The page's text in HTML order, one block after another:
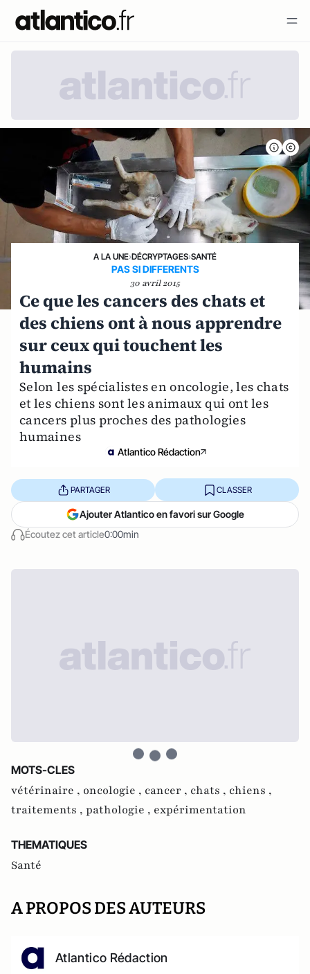
A LA UNE›DÉCRYPTAGES›SANTÉ
PAS SI DIFFERENTS
30 avril 2015
Ce que les cancers des chats et
des chiens ont à nous apprendre
sur ceux qui touchent les
humains
Selon les spécialistes en oncologie, les chats
et les chiens sont les animaux qui ont les
cancers plus proches des pathologies
humaines
Atlantico Rédaction
Écoutez cet article0:00min
PARTAGER CLASSER
Ajouter Atlantico en favori sur Google
MOTS-CLES
vétérinaire , oncologie , cancer , chats , chiens ,
traitements , pathologie , expérimentation
THEMATIQUES
Santé
A PROPOS DES AUTEURS
Atlantico Rédaction